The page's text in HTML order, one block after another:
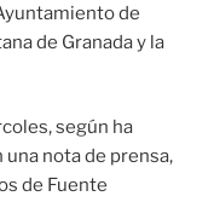
de
de Granada y la
según ha
nota de prensa,
de Fuente